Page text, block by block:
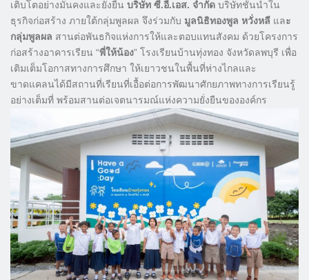
เติบโตอย่างมั่นคงและยั่งยืน บริษัท ซี.อี.เอส. จำกัด บริษัทชั้นนำใน
ธุรกิจก่อสร้าง ภายใต้กลุ่มพูลผล จึงร่วมกับ มูลนิธิทองพูล หวั่งหลี และ
กลุ่มพูลผล สานต่อพันธกิจแห่งการให้และตอบแทนสังคม ด้วยโครงการ
ก่อสร้างอาคารเรียน “พี่ให้น้อง” โรงเรียนบ้านทุ่งทอง จังหวัดลพบุรี เพื่อ
เติมเต็มโอกาสทางการศึกษา ให้เยาวชนในพื้นที่ห่างไกลและ
ขาดแคลนได้มีสถานที่เรียนที่เอื้อต่อการพัฒนาศักยภาพทางการเรียนรู้
อย่างเต็มที่ พร้อมสานต่อเจตนารมณ์แห่งความยั่งยืนขององค์กร